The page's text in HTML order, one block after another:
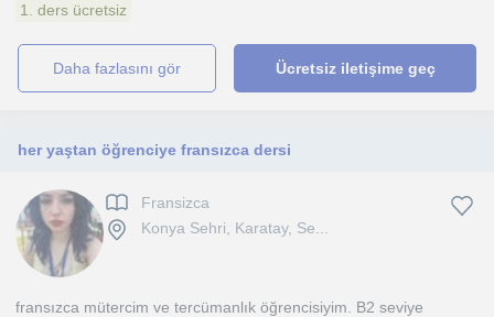
1. ders ücretsiz
daha fazlasını gör Ücretsiz iletişime geç
her yaştan öğrenciye fransızca dersi
Fransizca
Konya Sehri, Karatay, Se...
fransızca mütercim ve tercümanlık öğrencisiyim. B2 seviye